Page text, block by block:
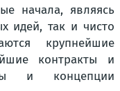
начала, являясь
идей, так и чисто
крупнейшие
контракты и
и концепции